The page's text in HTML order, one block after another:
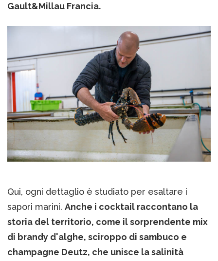
Gault&Millau Francia.
Qui, ogni dettaglio è studiato per esaltare i
sapori marini. Anche i cocktail raccontano la
storia del territorio, come il sorprendente mix
di brandy d'alghe, sciroppo di sambuco e
champagne Deutz, che unisce la salinità